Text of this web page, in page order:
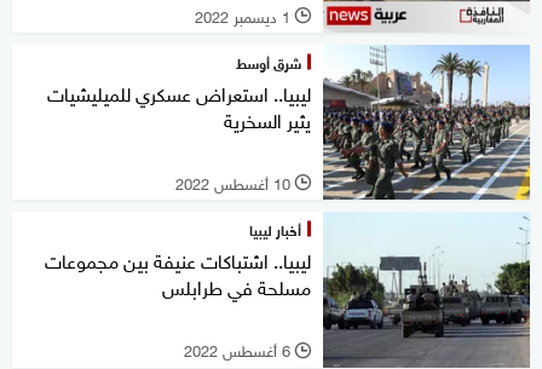
l 1 ديسمبر 2022
شرق أوسط
ليبيا.. استعراض عسكري للميليشيات
يثير السخرية
l 10 أغسطس 2022
أخبار ليبيا
ليبيا.. اشتباكات عنيفة بين مجموعات
مسلحة في طرابلس
l 6 أغسطس 2022